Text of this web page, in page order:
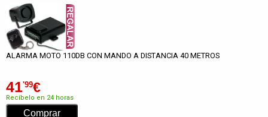
ALARMA MOTO 110DB CON MANDO A DISTANCIA 40 METROS
41'99€
Recíbelo en 24 horas